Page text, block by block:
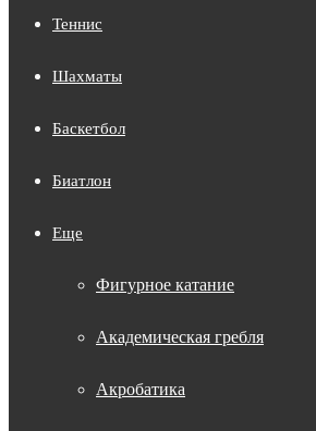
Теннис
Шахматы
Баскетбол
Биатлон
Еще
Фигурное катание
Академическая гребля
Акробатика